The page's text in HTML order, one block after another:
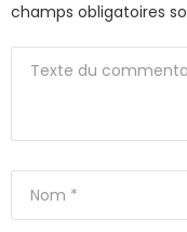
champs obligatoires